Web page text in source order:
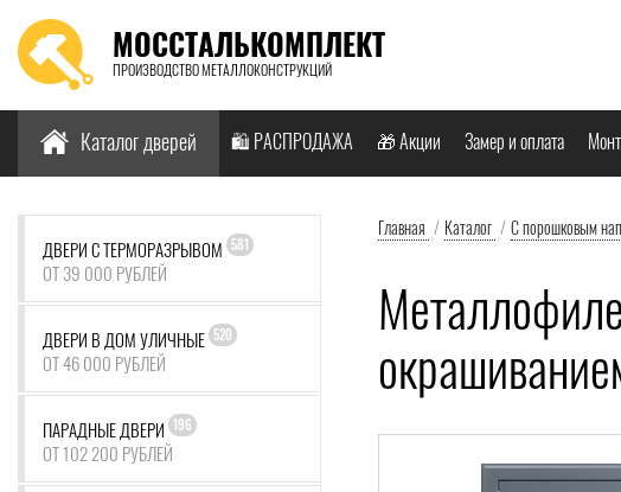
МОССТАЛЬКОМПЛЕКТ
ПРОИЗВОДСТВО МЕТАЛЛОКОНСТРУКЦИЙ
Каталог дверей 🛍️ РАСПРОДАЖА 🎁 Акции Замер и оплата
ДВЕРИ С ТЕРМОРАЗРЫВОМ 581
ОТ 39 000 РУБЛЕЙ
ДВЕРИ В ДОМ УЛИЧНЫЕ 520
ОТ 46 000 РУБЛЕЙ
ПАРАДНЫЕ ДВЕРИ 196
ОТ 102 200 РУБЛЕЙ
Главная / Каталог /С порошковым